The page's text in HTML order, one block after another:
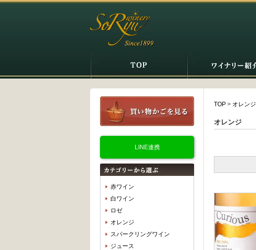
LINE連携
赤ワイン
白ワイン
ロゼ
オレンジ
スパークリングワイン
ジュース
TOP > オレンジ
オレンジ